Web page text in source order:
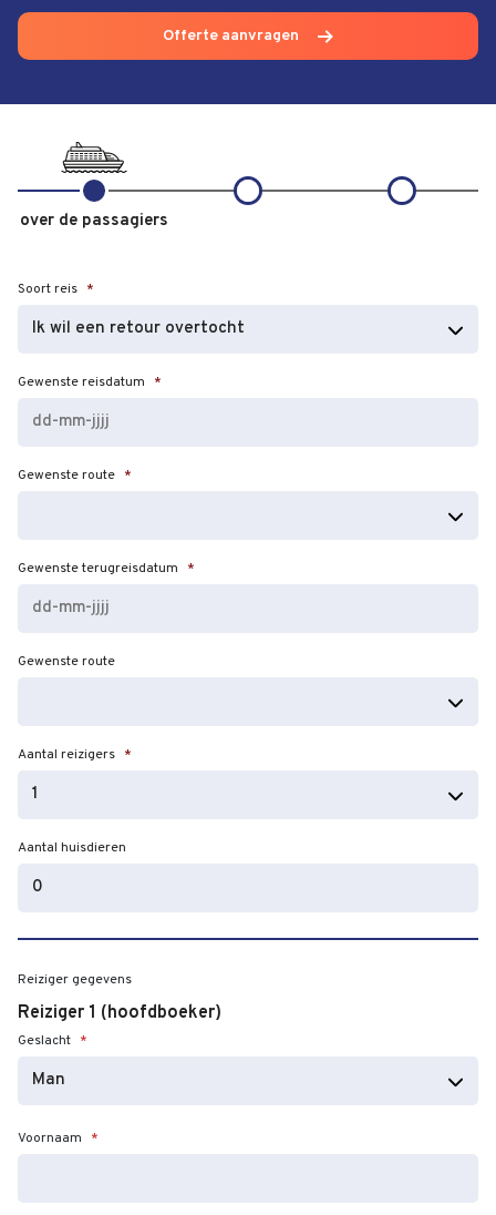
Offerte aanvragen
over de passagiers
Soort reis *
Gewenste reisdatum *
dash
Gewenste route *
Gewenste terugreisdatum *
dash
Gewenste route
Aantal reizigers *
Aantal huisdieren
Reiziger gegevens
Reiziger 1 (hoofdboeker)
Geslacht *
Voornaam *